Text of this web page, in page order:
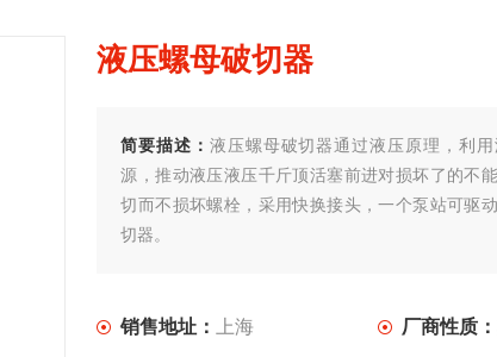
液压螺母破切器
简要描述： 液压螺母破切器通过液压原理，利
源，推动液压液压千斤顶活塞前进对损坏了的不
切而不损坏螺栓，采用快换接头，一个泵站可驱
切器。
销售地址： 上海 厂商性质：